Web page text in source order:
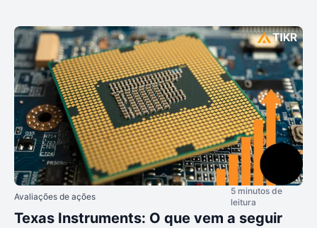
Avaliações de ações
5 minutos de
leitura
Texas Instruments: O que vem a seguir